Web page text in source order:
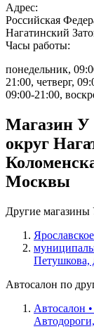
Адрес:
Российская
Нагатинский
Часы работы:
понедельник,
21:00, четверг,
09:00-21:00,
Магазин У
округ
Москвы
Другие
Петушкова,
Автосалон по
Автосалон